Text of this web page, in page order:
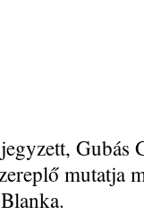
Gubás
mutatja